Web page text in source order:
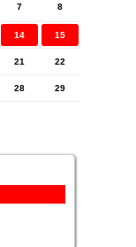
7 8
14 15
21 22
28 29